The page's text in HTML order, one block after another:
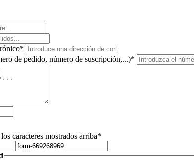
de pedido, número de suscripción,...)*
caracteres mostrados arriba*